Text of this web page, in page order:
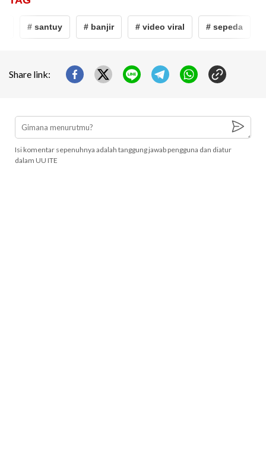
# santuy # banjir # video viral # sepeda
Share link:
Isi komentar sepenuhnya adalah tanggung jawab pengguna dan diatur
dalam UU ITE